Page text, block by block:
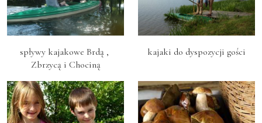
spływy kajakowe Brdą ,
Zbrzycą i Chociną
kajaki do dyspozycji gości